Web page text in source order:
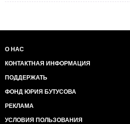
О НАС
КОНТАКТНАЯ ИНФОРМАЦИЯ
ПОДДЕРЖАТЬ
ФОНД ЮРИЯ БУТУСОВА
РЕКЛАМА
УСЛОВИЯ ПОЛЬЗОВАНИЯ